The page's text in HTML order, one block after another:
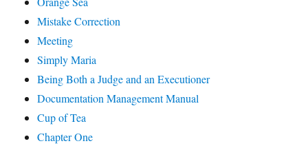
Mistake Correction
Meeting
Simply Maria
Being Both a Judge and an Executioner
Documentation Management Manual
Cup of Tea
Chapter One